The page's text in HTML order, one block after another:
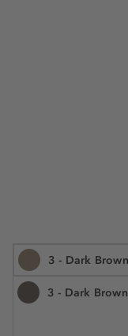
3 - Dark Brown
3 - Dark Brown